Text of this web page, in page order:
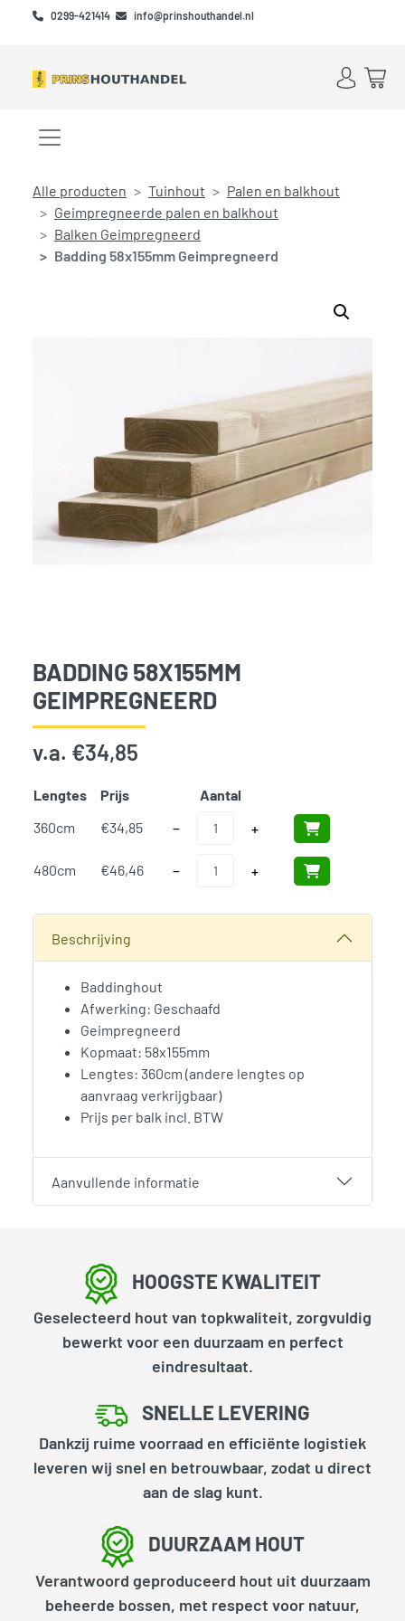
Skip to main content
Skip to footer
0299-421414 info@prinshouthandel.nl
Account
Menu openen/sluiten
Alle producten Tuinhout
Palen en balkhout
Geimpregneerde palen en balkhout
Balken Geimpregneerd
Badding 58x155mm Geimpregneerd
BADDING 58X155MM
GEIMPREGNEERD
v.a. €34,85
Lengtes Prijs Aantal
360cm
€34,85 −
Badding 58x155mm Geimpregneerd
+
480cm €46,46 −
Badding 58x155mm Geimpregneerd
+
Beschrijving
Baddinghout
Afwerking: Geschaafd
Geimpregneerd
Kopmaat: 58x155mm
Lengtes: 360cm (andere lengtes op
aanvraag verkrijgbaar)
Prijs per balk incl. BTW
Aanvullende informatie
HOOGSTE KWALITEIT
Geselecteerd hout van topkwaliteit, zorgvuldig
bewerkt voor een duurzaam en perfect
eindresultaat.
SNELLE LEVERING
Dankzij ruime voorraad en efficiënte logistiek
leveren wij snel en betrouwbaar, zodat u direct
aan de slag kunt.
DUURZAAM HOUT
Verantwoord geproduceerd hout uit duurzaam
beheerde bossen, met respect voor natuur,